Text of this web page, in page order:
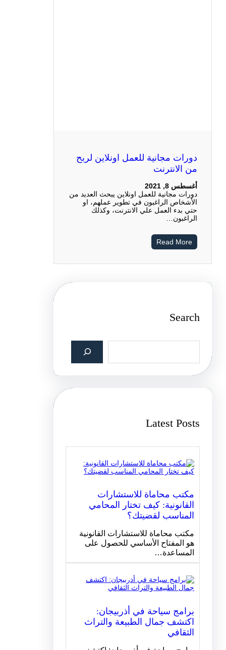
دورات مجانية للعمل اونلاين لربح
من الانترنت
أغسطس 8, 2021
دورات مجانية للعمل اونلاين يبحث العديد من
الأشخاص الراغبون في تطوير عملهم، او
حتي بدء العمل علي الانترنت، وكذلك
الراغبون…
Read More
Search
c
Latest Posts
مكتب محاماة للاستشارات
القانونية: كيف تختار المحامي
المناسب لقضيتك؟
مكتب محاماة للاستشارات القانونية
هو المفتاح الأساسي للحصول على
المساعدة…
برامج سياحة في أذربيجان:
اكتشف جمال الطبيعة والتراث
الثقافي